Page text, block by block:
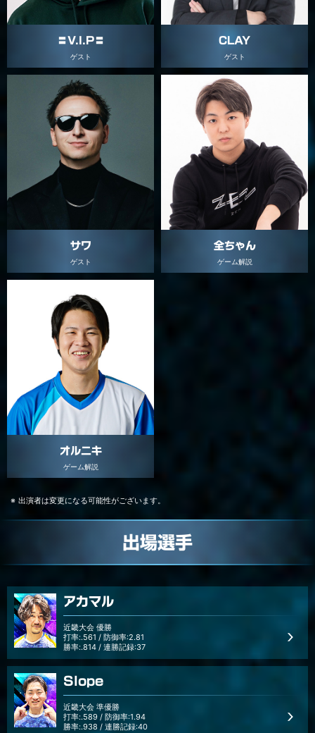
〓V.I.P〓
ゲスト
CLAY
ゲスト
サワ
ゲスト
全ちゃん
ゲーム解説
オルニキ
ゲーム解説
出演者は変更になる可能性がございます。
出場選手
アカマル
近畿大会 優勝
打率:.561 / 防御率:2.81
勝率:.814 / 連勝記録:37
Slope
近畿大会 準優勝
打率:.589 / 防御率:1.94
勝率:.938 / 連勝記録:40